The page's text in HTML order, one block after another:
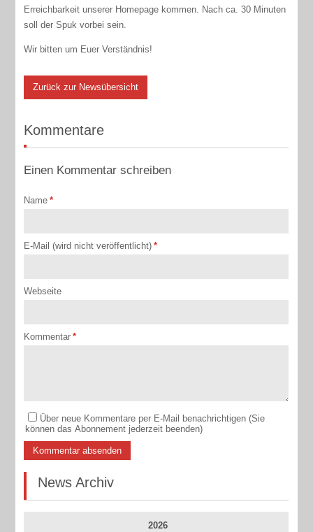
Erreichbarkeit unserer Homepage kommen. Nach ca. 30 Minuten
soll der Spuk vorbei sein.
Wir bitten um Euer Verständnis!
Zurück zur Newsübersicht
Kommentare
Einen Kommentar schreiben
Name *
E-Mail (wird nicht veröffentlicht) *
Webseite
Kommentar *
Über neue Kommentare per E-Mail benachrichtigen (Sie
können das Abonnement jederzeit beenden)
Kommentar absenden
News Archiv
2026